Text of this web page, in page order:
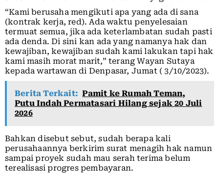
“Kami berusaha mengikuti apa yang ada di sana
(kontrak kerja, red). Ada waktu penyelesaian
termuat semua, jika ada keterlambatan sudah pasti
ada denda. Di sini kan ada yang namanya hak dan
kewajiban, kewajiban sudah kami lakukan tapi hak
kami masih morat marit,” terang Wayan Sutaya
kepada wartawan di Denpasar, Jumat ( 3/10/2023).
Berita Terkait: Pamit ke Rumah Teman,
Putu Indah Permatasari Hilang sejak 20 Juli
2026
Bahkan disebut sebut, sudah berapa kali
perusahaannya berkirim surat menagih hak namun
sampai proyek sudah mau serah terima belum
terealisasi progres pembayaran.